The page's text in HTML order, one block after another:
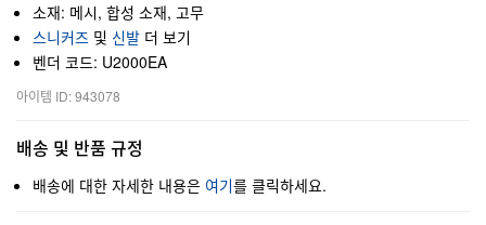
소재: 메시, 합성 소재, 고무
스니커즈 및 신발 더 보기
벤더 코드: U2000EA
아이템 ID: 943078
배송 및 반품 규정
배송에 대한 자세한 내용은 여기를 클릭하세요.